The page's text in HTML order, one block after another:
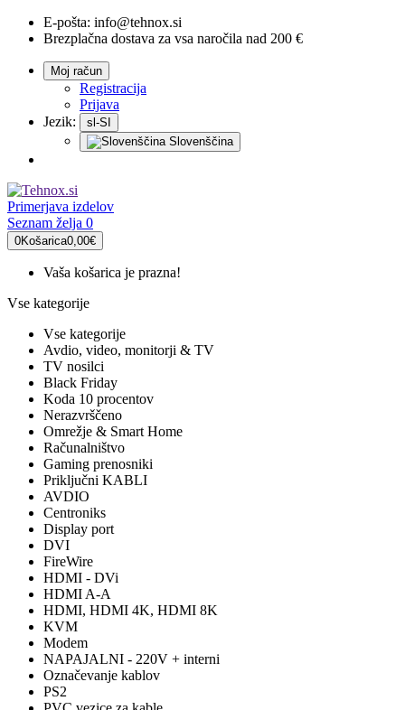
E-pošta: info@tehnox.si
Brezplačna dostava za vsa naročila nad 200 €
Moj račun
Registracija
Prijava
Jezik:
sl-SI
Slovenščina
Primerjava izdelov
Seznam želja 0
0Košarica0,00€
Vaša košarica je prazna!
Vse kategorije
Vse kategorije
Avdio, video, monitorji & TV
TV nosilci
Black Friday
Koda 10 procentov
Nerazvrščeno
Omrežje & Smart Home
Računalništvo
Gaming prenosniki
Priključni KABLI
AVDIO
Centroniks
Display port
DVI
FireWire
HDMI - DVi
HDMI A-A
HDMI, HDMI 4K, HDMI 8K
KVM
Modem
NAPAJALNI - 220V + interni
Označevanje kablov
PS2